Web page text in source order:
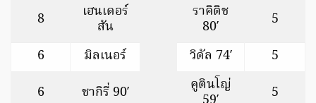
8
เฮนเดอร์
สัน
ราคิติช
80′
5
6
มิลเนอร์ วิดัล 74′
5
6
ชากิรี่ 90′ คูตินโญ่ 5